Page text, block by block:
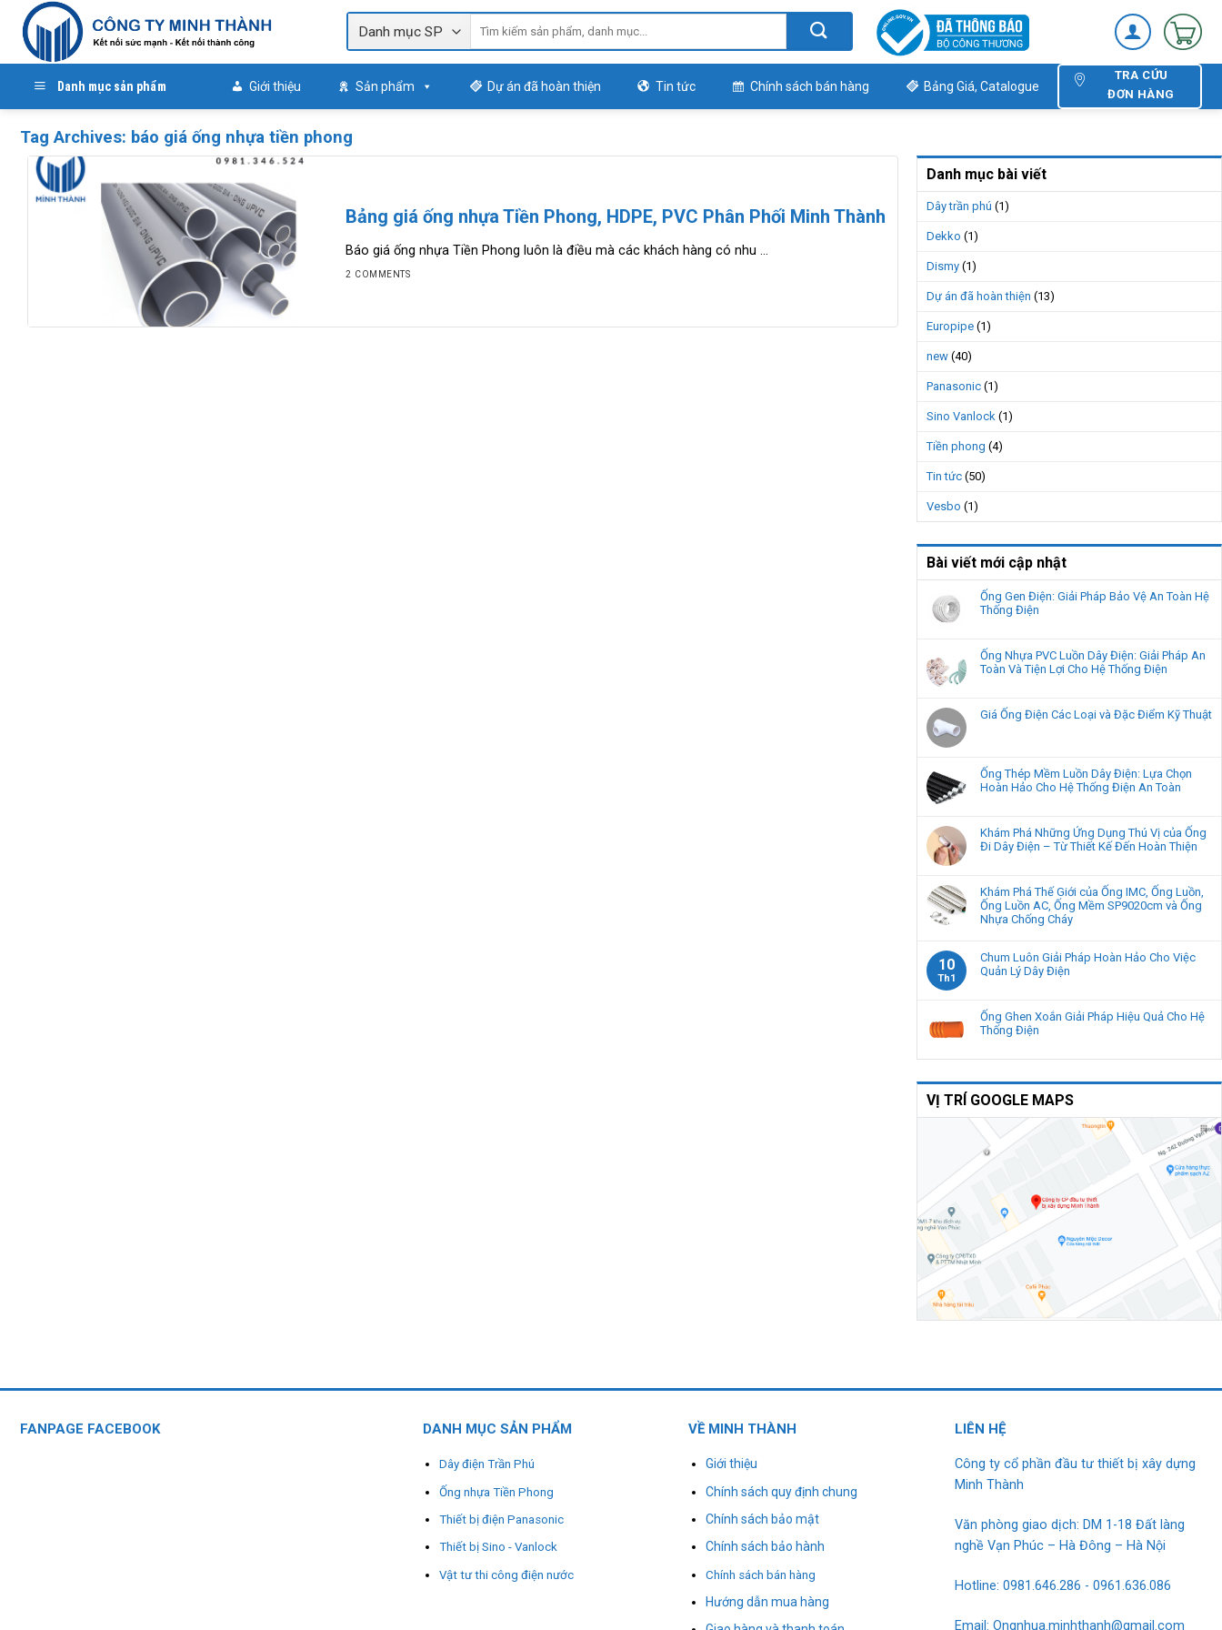
content
Danh mục sản phẩm Giới thiệu Sản phẩm Dự án đã hoàn thiện Tin tức Chính sách bán hàng Bảng Giá, Catalogue
TRA CỨU
ĐƠN HÀNG
Tag Archives: báo giá ống nhựa tiền phong
Bảng giá ống nhựa Tiền Phong, HDPE, PVC Phân Phối Minh Thành
Báo giá ống nhựa Tiền Phong luôn là điều mà các khách hàng có nhu ...
2 COMMENTS
Danh mục bài viết
Dây trần phú (1)
Dekko (1)
Dismy (1)
Dự án đã hoàn thiện (13)
Europipe (1)
new (40)
Panasonic (1)
Sino Vanlock (1)
Tiền phong (4)
Tin tức (50)
Vesbo (1)
Bài viết mới cập nhật
Ống Gen Điện: Giải Pháp Bảo Vệ An Toàn Hệ
Thống Điện
Ống Nhựa PVC Luồn Dây Điện: Giải Pháp An
Toàn Và Tiện Lợi Cho Hệ Thống Điện
Giá Ống Điện Các Loại và Đặc Điểm Kỹ Thuật
Ống Thép Mềm Luồn Dây Điện: Lựa Chọn
Hoàn Hảo Cho Hệ Thống Điện An Toàn
Khám Phá Những Ứng Dụng Thú Vị của Ống
Đi Dây Điện – Từ Thiết Kế Đến Hoàn Thiện
Khám Phá Thế Giới của Ống IMC, Ống Luồn,
Ống Luồn AC, Ống Mềm SP9020cm và Ống
Nhựa Chống Cháy
10
Th1
Chum Luôn Giải Pháp Hoàn Hảo Cho Việc
Quản Lý Dây Điện
Ống Ghen Xoắn Giải Pháp Hiệu Quả Cho Hệ
Thống Điện
VỊ TRÍ GOOGLE MAPS
FANPAGE FACEBOOK DANH MỤC SẢN PHẨM
Dây điện Trần Phú
Ống nhựa Tiền Phong
Thiết bị điện Panasonic
Thiết bị Sino - Vanlock
Vật tư thi công điện nước
VỀ MINH THÀNH
Giới thiệu
Chính sách quy định chung
Chính sách bảo mật
Chính sách bảo hành
Chính sách bán hàng
Hướng dẫn mua hàng
LIÊN HỆ
Công ty cổ phần đầu tư thiết bị xây dựng
Minh Thành
Văn phòng giao dịch: DM 1-18 Đất làng
nghề Vạn Phúc – Hà Đông – Hà Nội
Hotline: 0981.646.286 - 0961.636.086
Email: Ongnhua.minhthanh@gmail.com